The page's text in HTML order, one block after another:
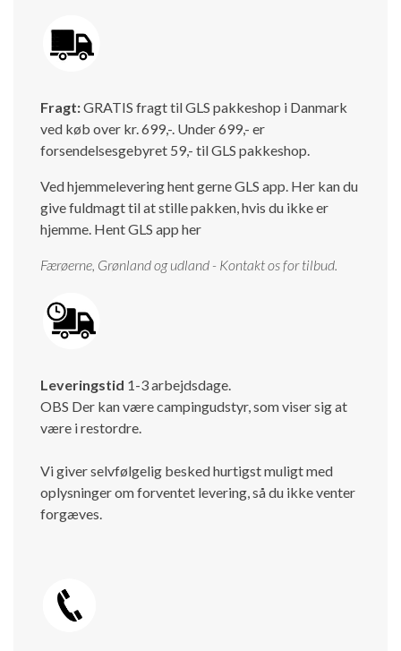
Fragt:GRATIS fragt til GLS pakkeshop i Danmark
ved køb over kr. 699,-. Under 699,- er
forsendelsesgebyret 59,- til GLS pakkeshop.
Ved hjemmelevering hent gerne GLS app. Her kan du
give fuldmagt til at stille pakken, hvis du ikke er
hjemme. Hent GLS app her
Færøerne, Grønland og udland - Kontakt os for tilbud.
Leveringstid 1-3 arbejdsdage.
OBS Der kan være campingudstyr, som viser sig at
være i restordre.
Vi giver selvfølgelig besked hurtigst muligt med
oplysninger om forventet levering, så du ikke venter
forgæves.